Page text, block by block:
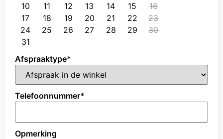
10
11 12 13 14 15
16
17
18 19 20 21 22
23
24
25 26 27 28 29
30
31
Afspraaktype*
Telefoonnummer*
Opmerking